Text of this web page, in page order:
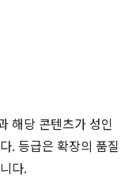
해당 콘텐츠가 성인
. 등급은 확장의 품질
다.